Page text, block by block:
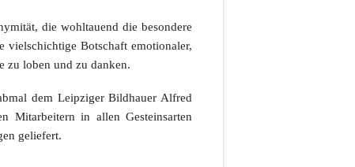
die wohltauend die besondere
vielschichtige Botschaft emotionaler,
zu loben und zu danken.
dem Leipziger Bildhauer Alfred
Mitarbeitern in allen Gesteinsarten
geliefert.